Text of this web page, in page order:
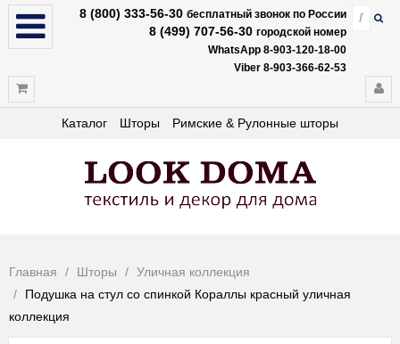
8 (800) 333-56-30 бесплатный звонок по России
8 (499) 707-56-30 городской номер
WhatsApp 8-903-120-18-00
Viber 8-903-366-62-53
Каталог Шторы Римские & Рулонные шторы
Главная Шторы
Уличная коллекция
Подушка на стул со спинкой Кораллы красный уличная
коллекция